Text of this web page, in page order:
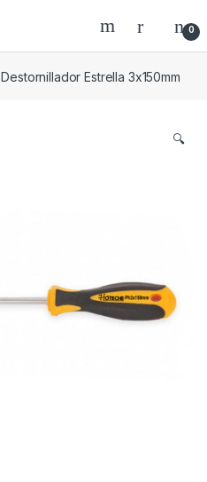
0
Destornillador Estrella 3x150mm
🔍